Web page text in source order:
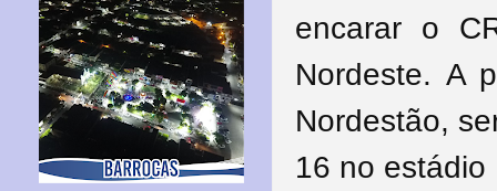
encarar o
Nordeste. A
Nordestão,
16 no